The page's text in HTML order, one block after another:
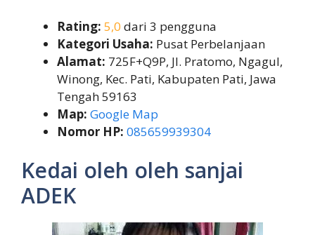
Rating: 5,0 dari 3 pengguna
Kategori Usaha: Pusat Perbelanjaan
Alamat: 725F+Q9P, Jl. Pratomo, Ngagul,
Winong, Kec. Pati, Kabupaten Pati, Jawa
Tengah 59163
Map: Google Map
Nomor HP: 085659939304
Kedai oleh oleh sanjai
ADEK